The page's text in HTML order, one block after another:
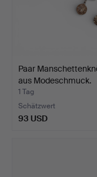
Paar
aus Modeschmuck.
1 Tag
Schätzwert
93 USD